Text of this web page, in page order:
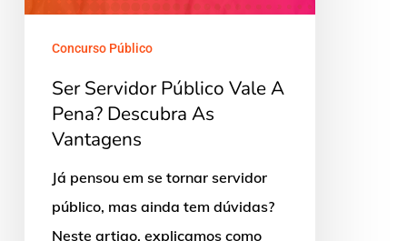
Pena?
Descubra
Vantagens
Concurso Público
Ser Servidor Público Vale A
Pena? Descubra As
Vantagens
Já pensou em se tornar servidor
público, mas ainda tem dúvidas?
Neste artigo, explicamos como